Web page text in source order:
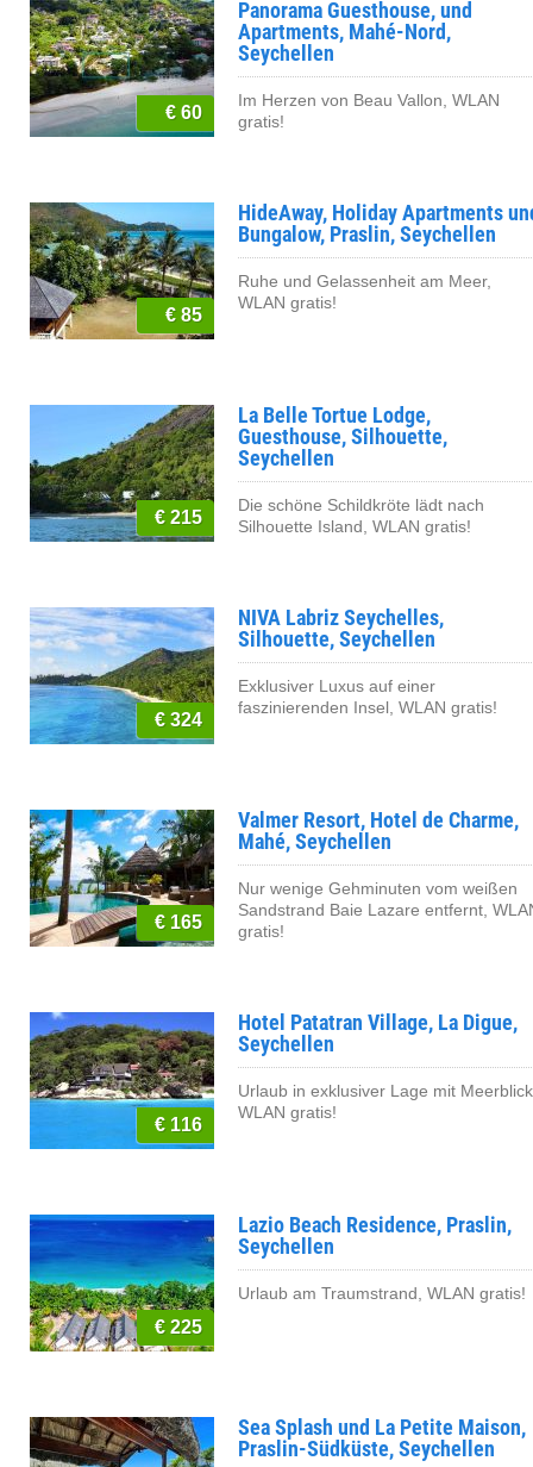
Panorama Guesthouse, und
Apartments, Mahé-Nord,
Seychellen
€ 60
Im Herzen von Beau Vallon, WLAN
gratis!
HideAway, Holiday Apartments
Bungalow, Praslin, Seychellen
€ 85
Ruhe und Gelassenheit am Meer,
WLAN gratis!
La Belle Tortue Lodge,
Guesthouse, Silhouette,
Seychellen
€ 215
Die schöne Schildkröte lädt nach
Silhouette Island, WLAN gratis!
NIVA Labriz Seychelles,
Silhouette, Seychellen
€ 324
Exklusiver Luxus auf einer
faszinierenden Insel, WLAN gratis!
Valmer Resort, Hotel de Charme,
Mahé, Seychellen
€ 165
Nur wenige Gehminuten vom weißen
Sandstrand Baie Lazare entfernt,
gratis!
Hotel Patatran Village, La Digue,
Seychellen
€ 116
Urlaub in exklusiver Lage mit
WLAN gratis!
Lazio Beach Residence, Praslin,
Seychellen
€ 225
Urlaub am Traumstrand, WLAN gratis!
Sea Splash und La Petite Maison,
Praslin-Südküste, Seychellen